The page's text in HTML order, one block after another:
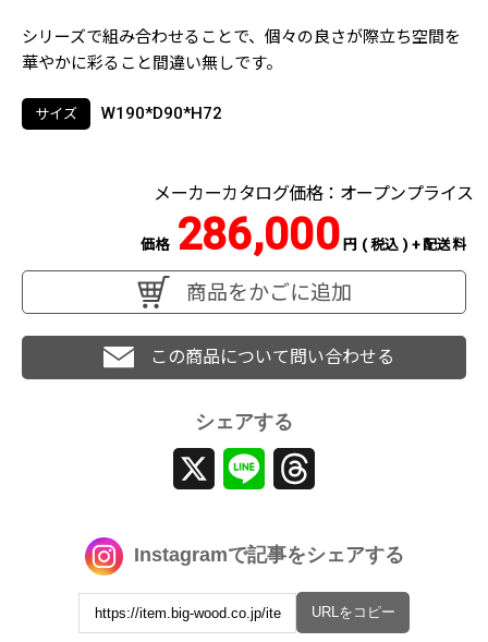
シリーズで組み合わせることで、個々の良さが際立ち空間を
華やかに彩ること間違い無しです。
サイズ W190*D90*H72
メーカーカタログ価格：オープンプライス
価格 286,000 円 ( 税込 ) + 配送料
商品をかごに追加
この商品について問い合わせる
シェアする
Line
Instagramで記事をシェアする
URLをコピー